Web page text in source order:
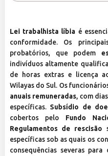
Lei trabalhista líbia é
conformidade. Os
probatórios, que podem
indivíduos altamente
de horas extras e licença
Wilayas do Sul. Os
anuais remuneradas, com
específicas. Subsídio de
cobertos pelo Fundo
Regulamentos de rescisão
específicas sob as quais os
consequências severas